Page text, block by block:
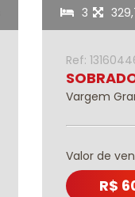
3
Ref:
Vargem
Valor de
R$